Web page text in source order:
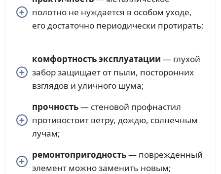
полотно не нуждается в особом уходе,
его достаточно периодически протирать;
комфортность эксплуатации — глухой
забор защищает от пыли, посторонних
взглядов и уличного шума;
прочность— стеновой профнастил
противостоит ветру, дождю, солнечным
лучам;
ремонтопригодность— поврежденный
элемент можно заменить новым;